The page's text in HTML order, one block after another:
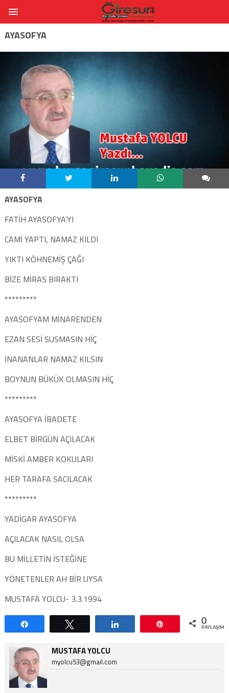
AYASOFYA
AYASOFYA
FATİH AYASOFYA’YI
CAMİ YAPTI, NAMAZ KILDI
YIKTI KÖHNEMİŞ ÇAĞI
BİZE MİRAS BIRAKTI
*********
AYASOFYAM MİNARENDEN
EZAN SESİ SUSMASIN HİÇ
İNANANLAR NAMAZ KILSIN
BOYNUN BÜKÜK OLMASIN HİÇ
*********
AYASOFYA İBADETE
ELBET BİRGÜN AÇILACAK
MİSKİ AMBER KOKULARI
HER TARAFA SACILACAK
*********
YADİGAR AYASOFYA
AÇILACAK NASIL OLSA
BU MİLLETİN İSTEĞİNE
YÖNETENLER AH BİR UYSA
MUSTAFA YOLCU- 3.3.1994
0
MUSTAFA YOLCU
myolcu53@gmail.com